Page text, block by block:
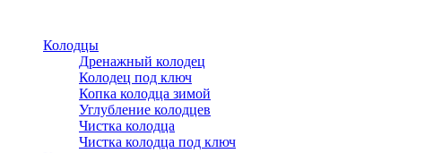
основному
содержанию
Колодцы
Дренажный колодец
Колодец под ключ
Копка колодца зимой
Углубление колодцев
Чистка колодца
Чистка колодца под ключ